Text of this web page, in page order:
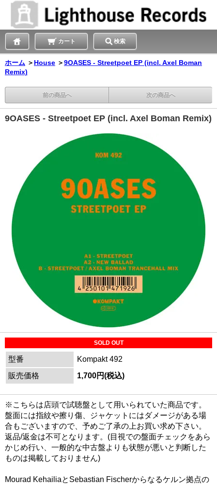
カート 検索
ホーム ＞ House ＞9OASES - Streetpoet EP (incl. Axel Boman
Remix)
前の商品へ 次の商品へ
9OASES - Streetpoet EP (incl. Axel Boman Remix)
SOLD OUT
型番
Kompakt 492
販売価格
1,700円(税込)
※こちらは店頭で試聴盤として用いられていた商品です。
盤面には指紋や擦り傷、ジャケットにはダメージがある場
合もございますので、予めご了承の上お買い求め下さい。
返品/返金は不可となります。(目視での盤面チェックをあら
かじめ行い、一般的な中古盤よりも状態が悪いと判断した
ものは掲載しておりません)
Mourad KehailiaとSebastian Fischerからなるケルン拠点の